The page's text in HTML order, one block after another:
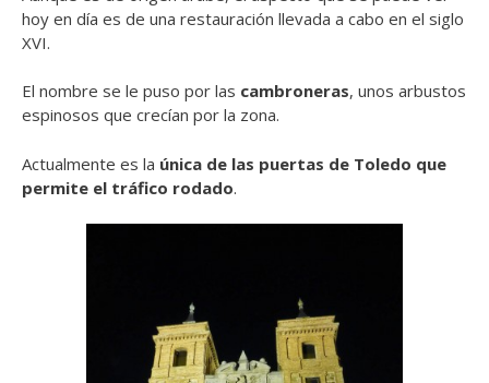
hoy en día es de una restauración llevada a cabo en el siglo
XVI.
El nombre se le puso por las cambroneras, unos arbustos
espinosos que crecían por la zona.
Actualmente es la única de las puertas de Toledo que
permite el tráfico rodado.